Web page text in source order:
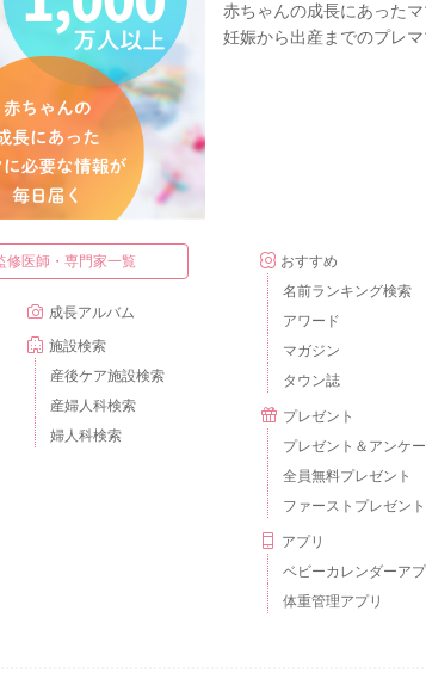
赤ちゃんの成長にあった
妊娠から出産までのプレ
修医師・専門家一覧
成長アルバム
施設検索
産後ケア施設検索
産婦人科検索
婦人科検索
おすすめ
名前ランキング検索
アワード
マガジン
タウン誌
プレゼント
プレゼント＆アンケー
全員無料プレゼント
ファーストプレゼント
アプリ
ベビーカレンダーアプ
体重管理アプリ